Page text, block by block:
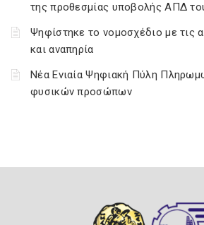
της προθεσμίας υποβολής ΑΠΔ
Ψηφίστηκε το νομοσχέδιο με τις
και αναπηρία
Νέα Ενιαία Ψηφιακή Πύλη
φυσικών προσώπων